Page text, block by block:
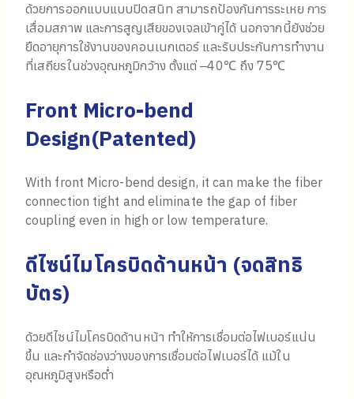
ด้วยการออกแบบแบบปิดสนิท สามารถป้องกันการระเหย การ
เสื่อมสภาพ และการสูญเสียของเจลเข้าคู่ได้ นอกจากนี้ยังช่วย
ยืดอายุการใช้งานของคอนเนกเตอร์ และรับประกันการทำงาน
ที่เสถียรในช่วงอุณหภูมิกว้าง ตั้งแต่ ‒40℃ ถึง 75℃
Front Micro-bend
Design(Patented)
With front Micro-bend design, it can make the fiber
connection tight and eliminate the gap of fiber
coupling even in high or low temperature.
ดีไซน์ไมโครบิดด้านหน้า (จดสิทธิ
บัตร)
ด้วยดีไซน์ไมโครบิดด้านหน้า ทำให้การเชื่อมต่อไฟเบอร์แน่น
ขึ้น และกำจัดช่องว่างของการเชื่อมต่อไฟเบอร์ได้ แม้ใน
อุณหภูมิสูงหรือต่ำ